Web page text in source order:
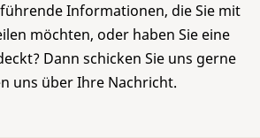
Informationen, die Sie mit
möchten, oder haben Sie eine
Dann schicken Sie uns gerne
uns über Ihre Nachricht.